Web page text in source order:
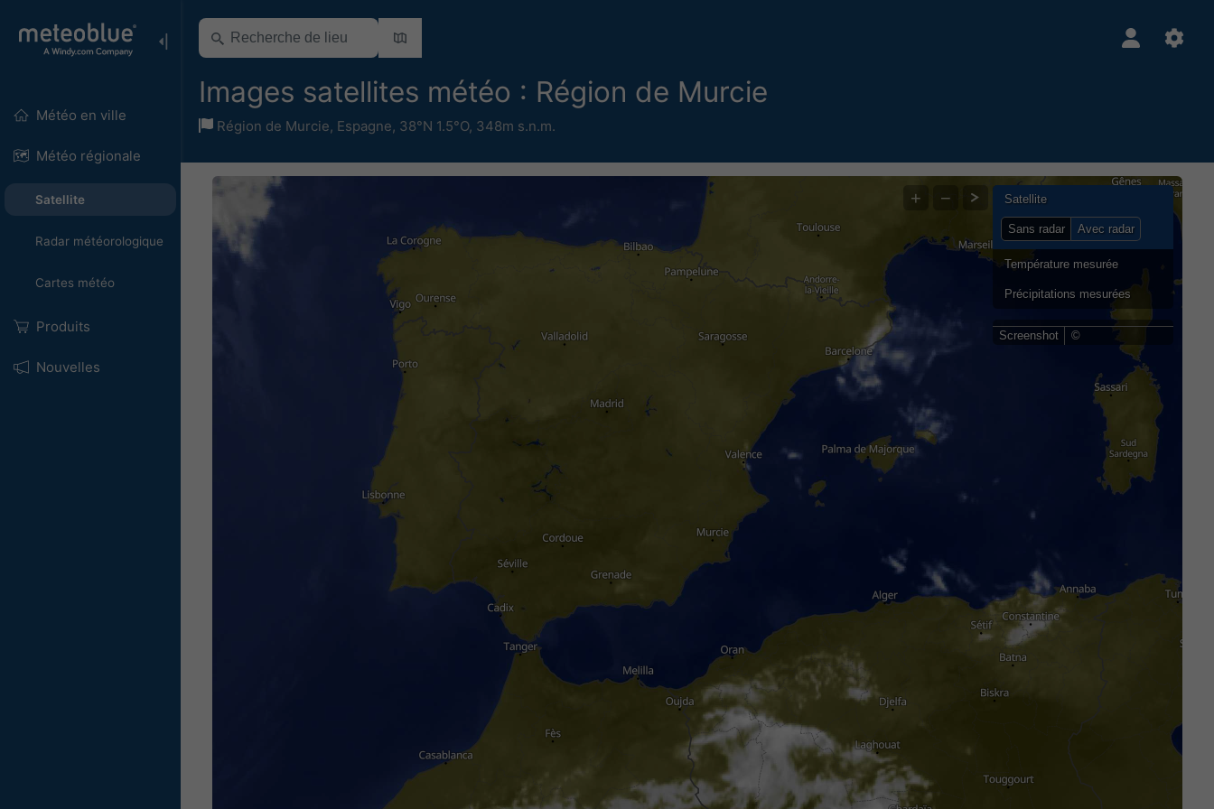
Météo en ville
Météo régionale
Satellite
Radar météorologique
Cartes météo
Produits
Nouvelles
Images satellites météo : Région de Murcie
Région de Murcie, Espagne, 38°N 1.5°O, 348m s.n.m.
Screenshot ©
Satellite
Sans radar Avec radar
Température mesurée
Précipitations mesurées
+ −